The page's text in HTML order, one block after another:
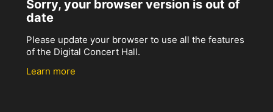
Sorry, your browser version is out of
date
Please update your browser to use all the features
of the Digital Concert Hall.
Learn more